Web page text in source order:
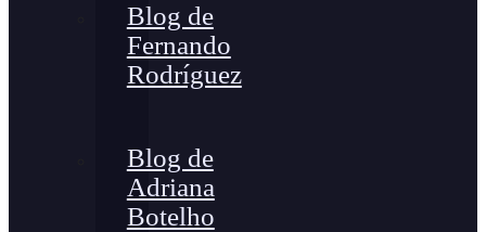
Blog de
Fernando
Rodríguez
Blog de
Adriana
Botelho